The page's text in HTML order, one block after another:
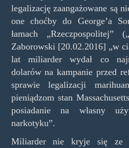
legalizację zaangażowane są
one choćby do George’a
łamach „Rzeczpospolitej”
Zaborowski [20.02.2016] „w
lat miliarder wydał co
dolarów na kampanie przed
sprawie legalizacji
pieniądzom stan
posiadanie na własny
narkotyku”.
Miliarder nie kryje się ze